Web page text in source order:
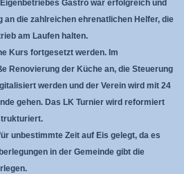
Gastro war erfolgreich und
an die zahlreichen ehrenatlichen Helfer, die
am Laufen halten.
Kurs fortgesetzt werden. Im
Renovierung der Küche an, die Steuerung
werden und der Verein wird mit 24
gehen. Das LK Turnier wird reformiert
unbestimmte Zeit auf Eis gelegt, da es
in der Gemeinde gibt die